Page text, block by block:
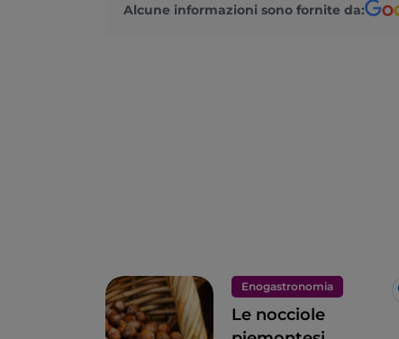
Alcune informazioni sono fornite da:
Enogastronomia
Le nocciole